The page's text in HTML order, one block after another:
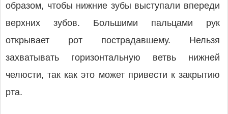
образом, чтобы нижние зубы выступали впереди
верхних зубов. Большими пальцами рук
открывает рот пострадавшему. Нельзя
захватывать горизонтальную ветвь нижней
челюсти, так как это может привести к закрытию
рта.